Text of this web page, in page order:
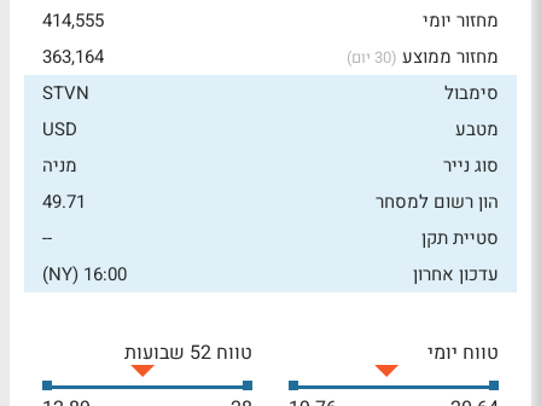
מחזור יומי
414,555
מחזור ממוצע (30 יום)
363,164
סימבול
STVN
מטבע
USD
סוג נייר
מניה
הון רשום למסחר
49.71
סטיית תקן
--
עדכון אחרון
16:00 (NY)
טווח יומי
טווח 52 שבועות